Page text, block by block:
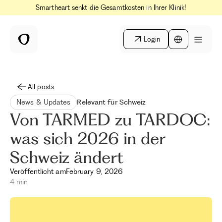
Smartheart senkt die Gesamtkosten in Ihrer Klinik!
Login
All posts
News & Updates Relevant für Schweiz
Von TARMED zu TARDOC:
was sich 2026 in der
Schweiz ändert
Veröffentlicht amFebruary 9, 2026
4 min